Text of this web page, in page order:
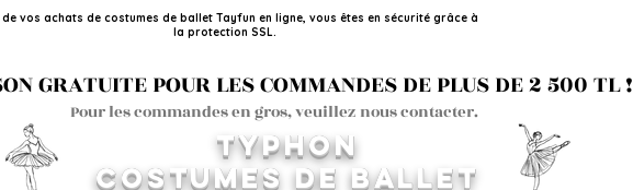
vos achats de costumes de ballet Tayfun en ligne, vous êtes en sécurité grâce à
la protection SSL.
GRATUITE POUR LES COMMANDES DE PLUS DE 2 500 TL !
Pour les commandes en gros, veuillez nous contacter.
TYPHON
COSTUMES DE BALLET